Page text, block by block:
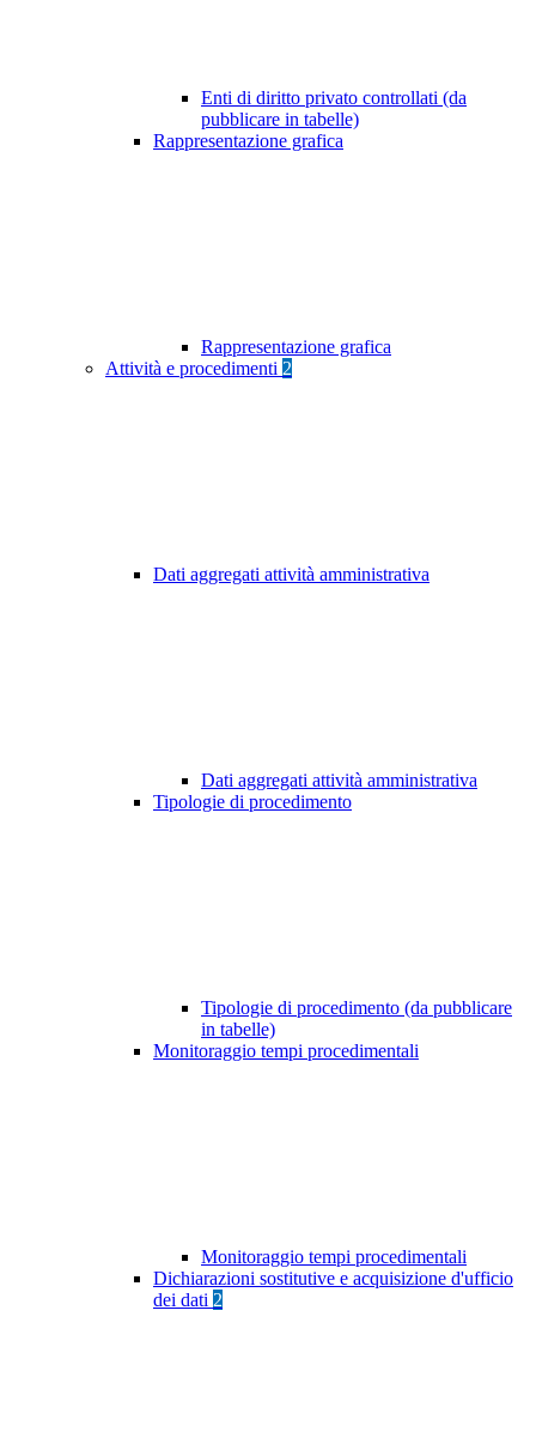
Enti di diritto privato controllati (da
pubblicare in tabelle)
Rappresentazione grafica
Rappresentazione grafica
Attività e procedimenti 2
Dati aggregati attività amministrativa
Dati aggregati attività amministrativa
Tipologie di procedimento
Tipologie di procedimento (da pubblicare
in tabelle)
Monitoraggio tempi procedimentali
Monitoraggio tempi procedimentali
Dichiarazioni sostitutive e acquisizione d'ufficio
dei dati 2